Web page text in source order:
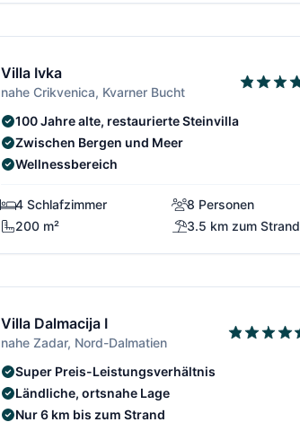
Villa Ivka
nahe Crikvenica, Kvarner Bucht
100 Jahre alte, restaurierte Steinvilla
Zwischen Bergen und Meer
Wellnessbereich
4 Schlafzimmer
8 Personen
200 m²
3.5 km zum Strand
Villa Dalmacija I
nahe Zadar, Nord-Dalmatien
Super Preis-Leistungsverhältnis
Ländliche, ortsnahe Lage
Nur 6 km bis zum Strand